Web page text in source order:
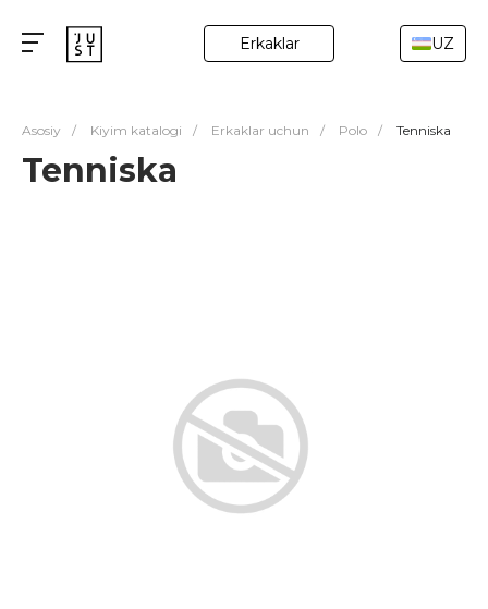
Erkaklar UZ
Asosiy / Kiyim katalogi / Erkaklar uchun / Polo / Tenniska
Tenniska